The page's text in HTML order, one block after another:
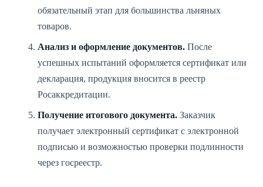
обязательный этап для большинства льняных
товаров.
Анализ и оформление документов. После
успешных испытаний оформляется сертификат или
декларация, продукция вносится в реестр
Росаккредитации.
Получение итогового документа. Заказчик
получает электронный сертификат с электронной
подписью и возможностью проверки подлинности
через госреестр.